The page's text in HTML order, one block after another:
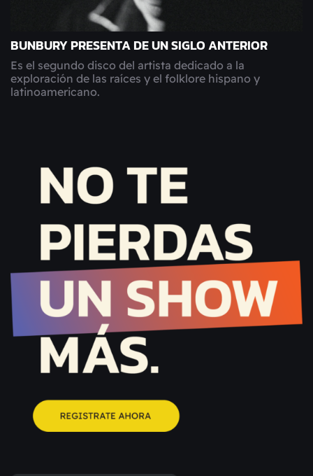
BUNBURY PRESENTA DE UN SIGLO ANTERIOR
Es el segundo disco del artista dedicado a la
exploración de las raíces y el folklore hispano y
latinoamericano.